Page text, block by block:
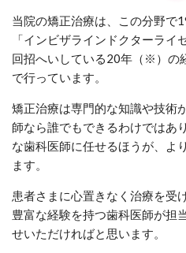
当院の矯正治療は、この分野で
「インビザラインドクターラ
回招へいしている20年（※）の
で行っています。
矯正治療は専門的な知識や技術
師なら誰でもできるわけではあ
な歯科医師に任せるほうが、よ
ます。
患者さまに心置きなく治療を受
豊富な経験を持つ歯科医師が担
せいただければと思います。